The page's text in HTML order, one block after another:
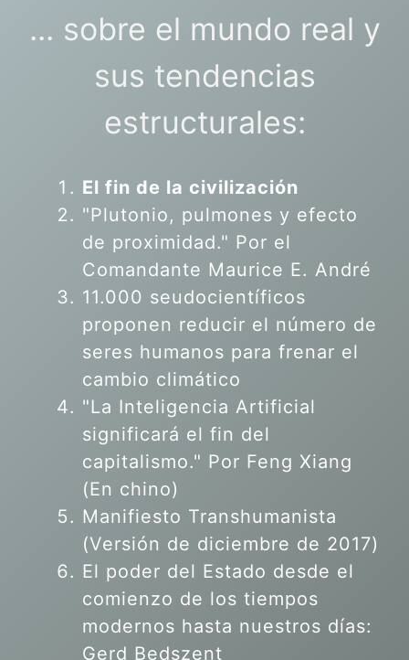
... sobre el mundo real y
sus tendencias
estructurales:
El fin de la civilización
"Plutonio, pulmones y efecto
de proximidad." Por el
Comandante Maurice E. André
11.000 seudocientíficos
proponen reducir el número de
seres humanos para frenar el
cambio climático
"La Inteligencia Artificial
significará el fin del
capitalismo." Por Feng Xiang
(En chino)
Manifiesto Transhumanista
(Versión de diciembre de 2017)
El poder del Estado desde el
comienzo de los tiempos
modernos hasta nuestros días:
Gerd Bedszent